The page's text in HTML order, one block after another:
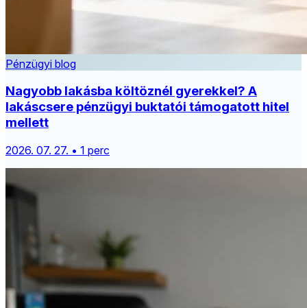
Pénzügyi blog
Nagyobb lakásba költöznél gyerekkel? A
lakáscsere pénzügyi buktatói támogatott hitel
mellett
2026. 07. 27. • 1 perc